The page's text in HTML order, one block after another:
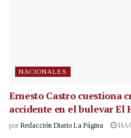
NACIONALES
Ernesto Castro cuestiona
accidente en el bulevar El
por Redacción Diario La Página